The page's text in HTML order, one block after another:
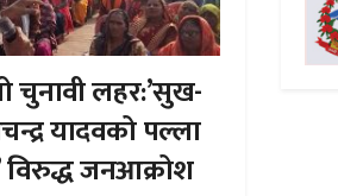
चुनावी लहर:’सुख-
यादवको पल्ला
विरुद्ध जनआक्रोश